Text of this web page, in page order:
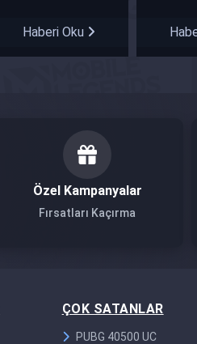
Haberi Oku
Özel Kampanyalar
Fırsatları Kaçırma
ÇOK SATANLAR
PUBG 40500 UC